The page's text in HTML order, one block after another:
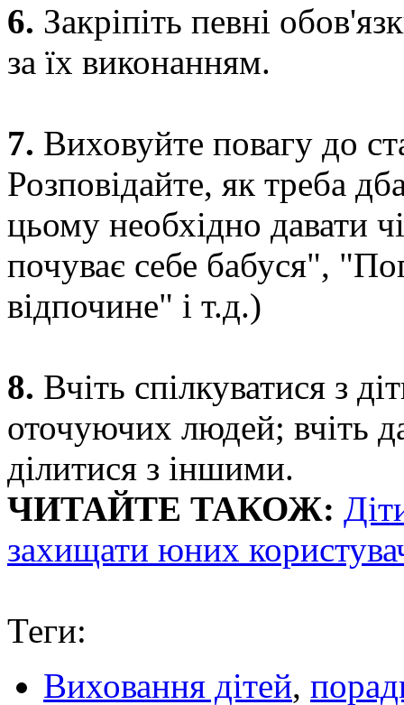
6. Закріпіть певні
за їх виконанням.
7. Виховуйте повагу до
Розповідайте, як треба
цьому необхідно давати
почуває себе бабуся",
відпочине" і т.д.)
8. Вчіть спілкуватися з
оточуючих людей; вчіть
ділитися з іншими.
ЧИТАЙТЕ ТАКОЖ:
захищати юних
Теги:
Виховання дітей,